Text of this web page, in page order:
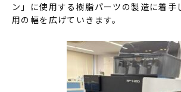
ン」に使用する樹脂パーツの製造に着手
用の幅を広げていきます。